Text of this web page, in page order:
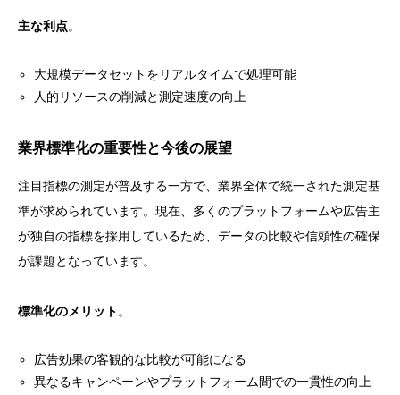
主な利点。
大規模データセットをリアルタイムで処理可能
人的リソースの削減と測定速度の向上
業界標準化の重要性と今後の展望
注目指標の測定が普及する一方で、業界全体で統一された測定基
準が求められています。現在、多くのプラットフォームや広告主
が独自の指標を採用しているため、データの比較や信頼性の確保
が課題となっています。
標準化のメリット 。
広告効果の客観的な比較が可能になる
異なるキャンペーンやプラットフォーム間での一貫性の向上